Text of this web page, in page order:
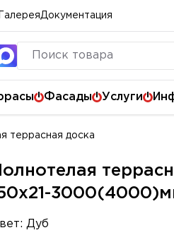
ГалереяДокументация
Фасады Услуги
террасная доска
Дуб